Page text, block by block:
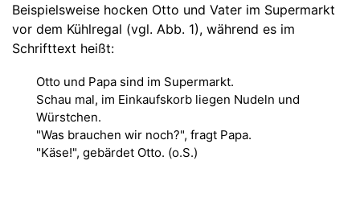
Beispielsweise hocken Otto und Vater im Supermarkt
vor dem Kühlregal (vgl. Abb. 1), während es im
Schrifttext heißt:
Otto und Papa sind im Supermarkt.
Schau mal, im Einkaufskorb liegen Nudeln und
Würstchen.
"Was brauchen wir noch?", fragt Papa.
"Käse!", gebärdet Otto. (o.S.)